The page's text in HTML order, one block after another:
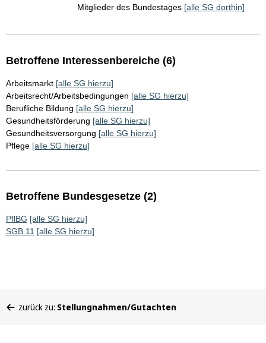
Mitglieder des Bundestages [alle SG dorthin]
Betroffene Interessenbereiche (6)
Arbeitsmarkt [alle SG hierzu]
Arbeitsrecht/Arbeitsbedingungen [alle SG hierzu]
Berufliche Bildung [alle SG hierzu]
Gesundheitsförderung [alle SG hierzu]
Gesundheitsversorgung [alle SG hierzu]
Pflege [alle SG hierzu]
Betroffene Bundesgesetze (2)
PflBG [alle SG hierzu]
SGB 11 [alle SG hierzu]
befinden
zurück zu: Stellungnahmen/Gutachten